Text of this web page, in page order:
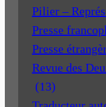
Pilier –
Presse
Presse
Revue des
(13)